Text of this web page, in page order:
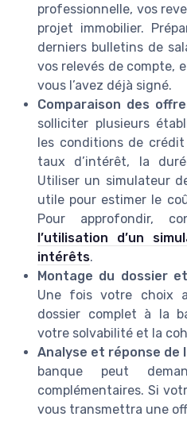
professionnelle, vos
projet immobilier.
derniers bulletins de
vos relevés de compte,
vous l’avez déjà signé.
Comparaison des
solliciter plusieurs
les conditions de
taux d’intérêt, la
Utiliser un simulateur
utile pour estimer le
Pour approfondir,
l’utilisation d’un
intérêts.
Montage du dossier
Une fois votre choix
dossier complet à la
votre solvabilité et la
Analyse et réponse de
banque peut
complémentaires. Si
vous transmettra une